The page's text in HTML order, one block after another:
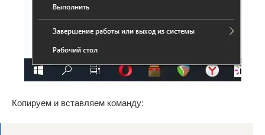
Копируем и вставляем команду: